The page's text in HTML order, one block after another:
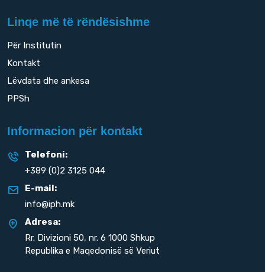
Linqe më të rëndësishme
Për Institutin
Kontakt
Lëvdata dhe ankesa
PPSh
Informacion për kontakt
Telefoni:
+389 (0)2 3125 044
E-mail:
info@iph.mk
Adresa:
Rr. Divizioni 50, nr. 6 1000 Shkup
Republika e Maqedonisë së Veriut